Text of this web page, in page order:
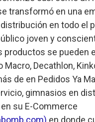
transformó en una
en todo el
joven y
productos se pueden
Macro, Decathlon,
de en Pedidos Ya
gimnasios en
su E-Commerce
en donde